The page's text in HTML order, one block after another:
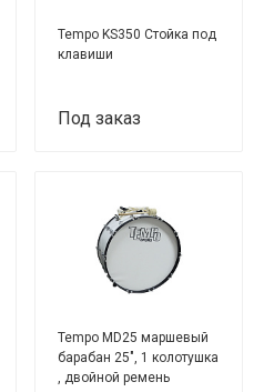
Tempo KS350 Стойка под
клавиши
Под заказ
Tempo MD25 маршевый
барабан 25", 1 колотушка
, двойной ремень